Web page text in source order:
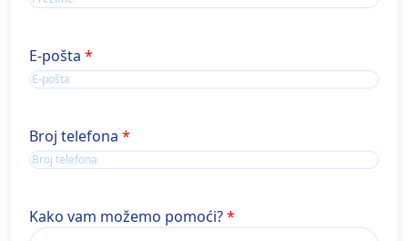
E-pošta
Broj telefona
Kako vam možemo pomoći?